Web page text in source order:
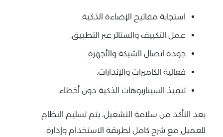
استجابة مفاتيح الإضاءة الذكية.
عمل التكييف والستائر عبر التطبيق.
جودة اتصال الشبكة والأجهزة.
فعالية الكاميرات والإنذارات.
تنفيذ السيناريوهات الذكية دون أخطاء.
بعد التأكد من سلامة التشغيل، يتم تسليم النظام
للعميل مع شرح كامل لطريقة الاستخدام وإدارة